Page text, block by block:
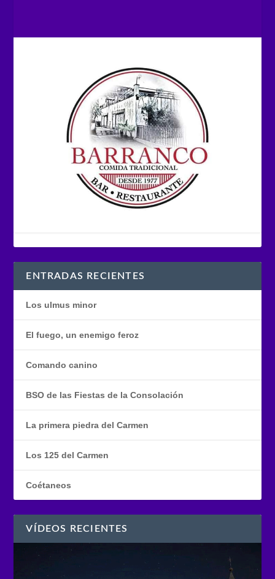
ENTRADAS RECIENTES
Los ulmus minor
El fuego, un enemigo feroz
Comando canino
BSO de las Fiestas de la Consolación
La primera piedra del Carmen
Los 125 del Carmen
Coétaneos
VÍDEOS RECIENTES